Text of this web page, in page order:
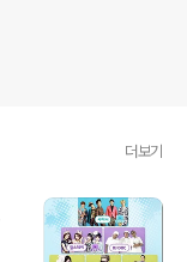
더보기